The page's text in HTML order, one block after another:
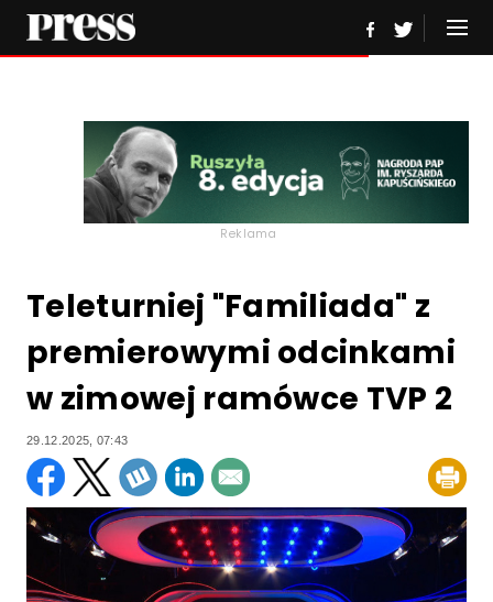
Reklama
Teleturniej "Familiada" z
premierowymi odcinkami
w zimowej ramówce TVP 2
29.12.2025, 07:43